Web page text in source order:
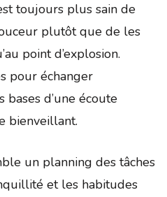
toujours plus sain de
plutôt que de les
point d’explosion.
pour échanger
d’une écoute
bienveillant.
un planning des tâches
et les habitudes